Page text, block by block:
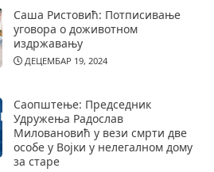
Саша Ристовић: Потписивање
уговора о доживотном
издржавању
ДЕЦЕМБАР 19, 2024
Саопштење: Председник
Удружења Радослав
Миловановић у вези смрти две
особе у Војки у нелегалном дому
за старе